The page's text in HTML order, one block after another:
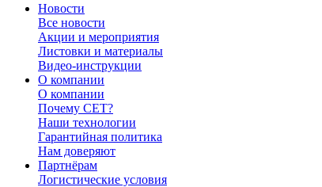
Новости
Все новости
Акции и мероприятия
Листовки и материалы
Видео-инструкции
О компании
О компании
Почему CET?
Наши технологии
Гарантийная политика
Нам доверяют
Партнёрам
Логистические условия